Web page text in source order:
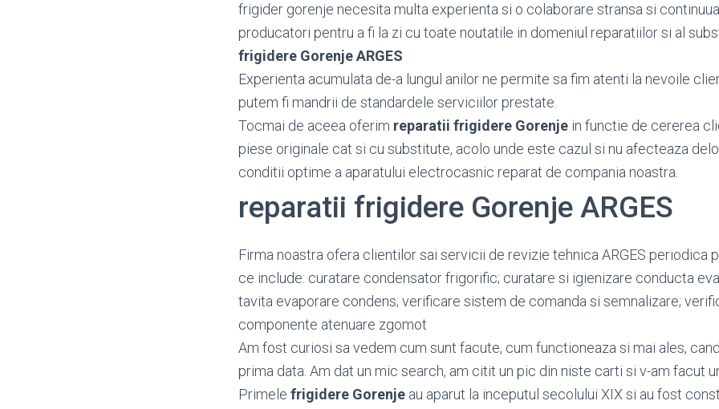
frigider gorenje necesita multa experienta si o colaborare stransa si
producatori pentru a fi la zi cu toate noutatile in domeniul reparatiilor si al
frigidere Gorenje ARGES
Experienta acumulata de-a lungul anilor ne permite sa fim atenti la nevoile
putem fi mandrii de standardele serviciilor prestate.
Tocmai de aceea oferim reparatii frigidere Gorenje in functie de cererea
piese originale cat si cu substitute, acolo unde este cazul si nu afecteaza
conditii optime a aparatului electrocasnic reparat de compania noastra.
reparatii frigidere Gorenje ARGES
Firma noastra ofera clientilor sai servicii de revizie tehnica ARGES periodica
ce include: curatare condensator frigorific; curatare si igienizare conducta
tavita evaporare condens; verificare sistem de comanda si semnalizare;
componente atenuare zgomot
Am fost curiosi sa vedem cum sunt facute, cum functioneaza si mai ales,
prima data. Am dat un mic search, am citit un pic din niste carti si v-am facut
Primele frigidere Gorenje au aparut la inceputul secolului XIX si au fost